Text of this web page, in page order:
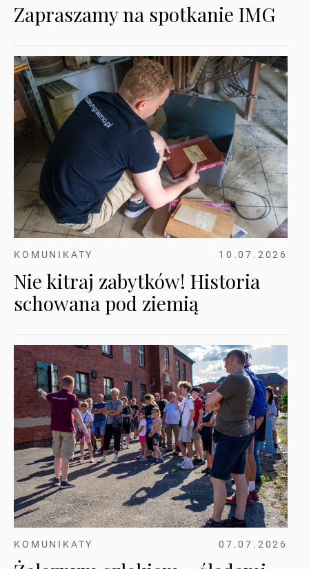
Zapraszamy na spotkanie IMG
KOMUNIKATY 10.07.2026
Nie kitraj zabytków! Historia
schowana pod ziemią
KOMUNIKATY 07.07.2026